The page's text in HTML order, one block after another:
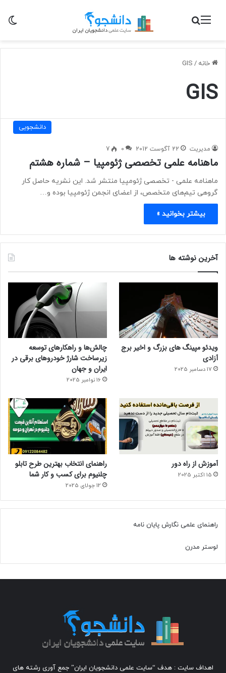
منو جستجو برای
خانه /
GIS
GIS
دانشجویی
مدیریت 22 آگوست 2012 0
7
ماهنامه علمی تخصصی ژئومپیا – شماره هشتم
ماهنامه علمی - تخصصی ژئومپیا منتشر شد. این نشریه حاصل کار
گروهی تیم‌های متخصص، از اعضای انجمن ژئومپیا بوده و…
بیشتر بخوانید »
آخرین نوشته ها
ویدئو مپینگ های بزرگ و اخیر برج
آزادی
17 دسامبر 2025
چالش‌ها و راهکارهای توسعه
زیرساخت شارژ خودروهای برقی در
ایران و جهان
16 نوامبر 2025
آموزش از راه دور
15 اکتبر 2025
راهنمای انتخاب بهترین طرح تابلو
چلنیوم برای کسب و کار شما
12 جولای 2025
راهنمای علمی نگارش پایان نامه
لوستر مدرن
اهداف سایت : هدف “سایت علمی دانشجویان ایران” جمع آوری رشته های